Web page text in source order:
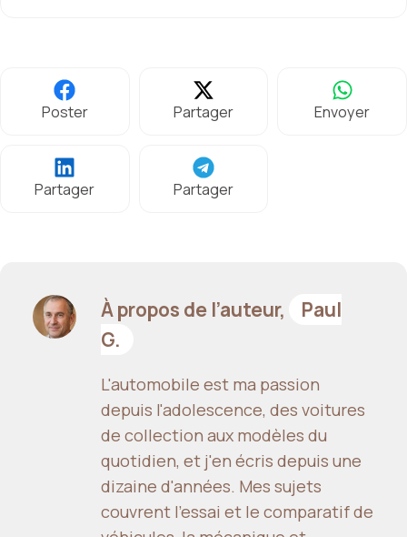
Poster Partager Envoyer
Partager Partager
À propos de l’auteur,
Paul
G.
L'automobile est ma passion
depuis l'adolescence, des voitures
de collection aux modèles du
quotidien, et j'en écris depuis une
dizaine d'années. Mes sujets
couvrent l'essai et le comparatif de